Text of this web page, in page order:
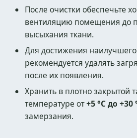
После очистки обеспечьте
вентиляцию помещения до
высыхания ткани.
Для достижения наилучшего
рекомендуется удалять
после их появления.
Хранить в плотно закрытой
температуре от+5 °C до +30
замерзания.